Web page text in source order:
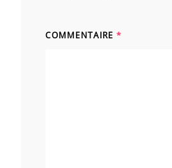
COMMENTAIRE *